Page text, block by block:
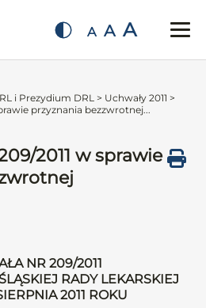
A A A
i Prezydium DRL > Uchwały 2011 >
przyznania bezzwrotnej...
2011 w sprawie
NR 209/2011
RADY LEKARSKIEJ
2011 ROKU